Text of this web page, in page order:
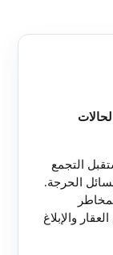
التجمع
الحرجة.
والإبلاغ